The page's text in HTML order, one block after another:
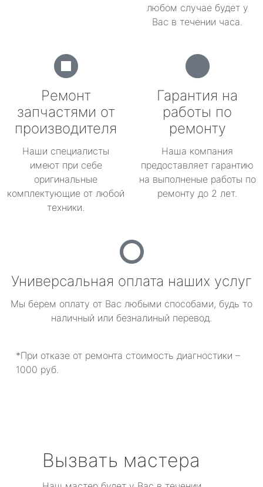
любом случае будет у
Вас в течении часа.
Ремонт
запчастями от
производителя
Наши специалисты
имеют при себе
оригинальные
комплектующие от любой
техники.
Гарантия на
работы по
ремонту
Наша компания
предоставляет гарантию
на выполненые работы по
ремонту до 2 лет.
Универсальная оплата наших услуг
Мы берем оплату от Вас любыми способами, будь то
наличный или безналиный перевод.
*При отказе от ремонта стоимость диагностики –
1000 руб.
Вызвать мастера